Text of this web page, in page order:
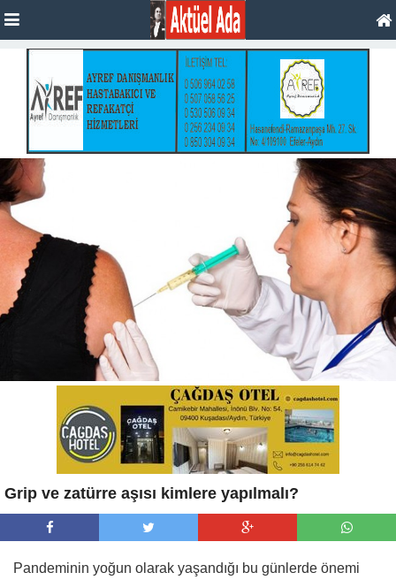
Grip ve zatürre aşısı kimlere yapılmalı?
Pandeminin yoğun olarak yaşandığı bu günlerde önemi